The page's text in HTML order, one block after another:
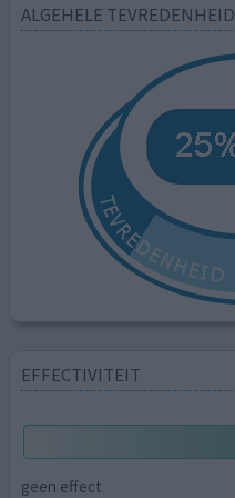
ALGEHELE TEVREDENHEID
EFFECTIVITEIT
geen effect